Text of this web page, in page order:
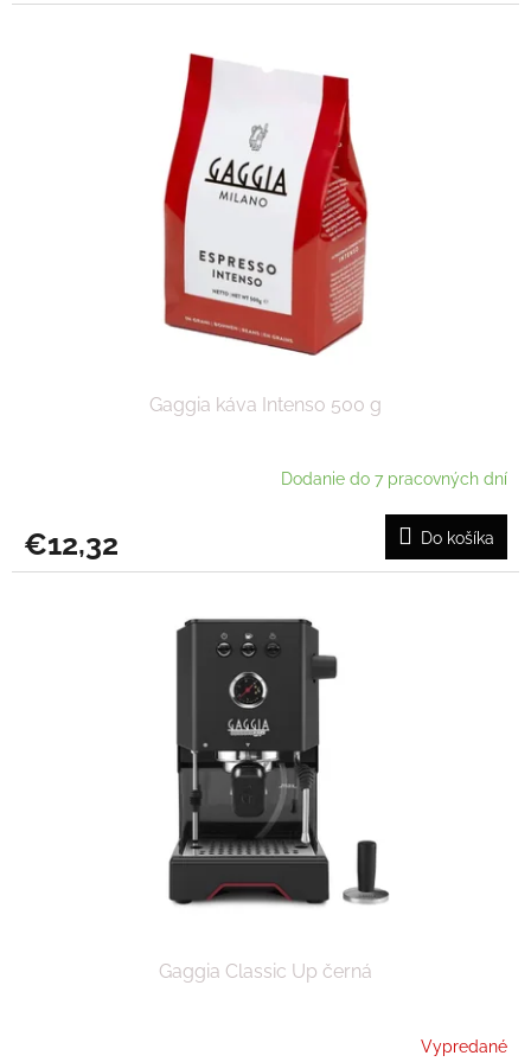
Gaggia káva Intenso 500 g
Dodanie do 7 pracovných dní
€12,32 Do košíka
Gaggia Classic Up černá
Vypredané